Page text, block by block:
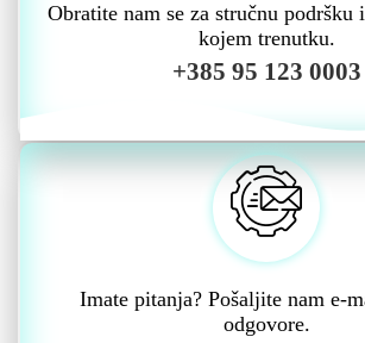
Obratite nam se za stručnu
kojem trenutku.
+385 95 123 0003
Imate pitanja? Pošaljite nam e-
odgovore.